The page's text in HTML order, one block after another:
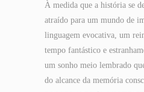
À medida que a história se
atraído para um mundo de
linguagem evocativa, um
tempo fantástico e
um sonho meio lembrado
do alcance da memória